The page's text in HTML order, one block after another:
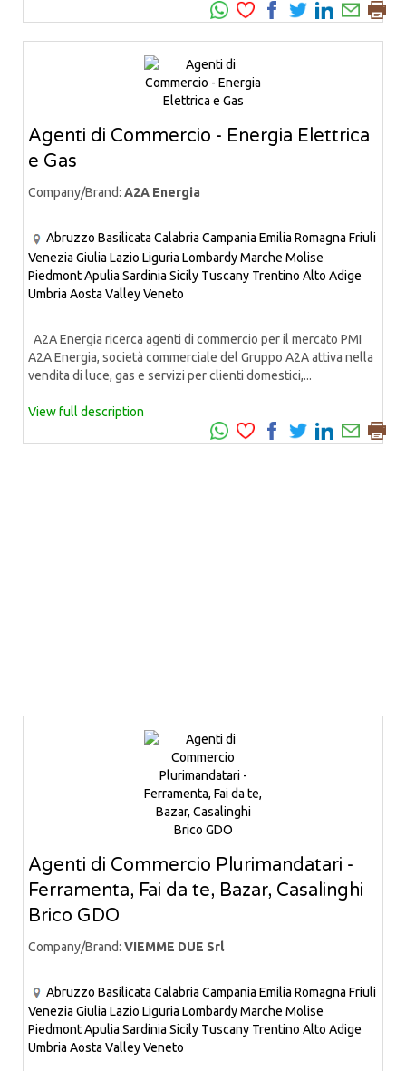
Agenti di Commercio - Energia Elettrica
e Gas
Company/Brand: A2A Energia
Abruzzo Basilicata Calabria Campania Emilia Romagna Friuli
Venezia Giulia Lazio Liguria LombardyMarche Molise
PiedmontApulia Sardinia Sicily Tuscany Trentino Alto Adige
Umbria Aosta ValleyVeneto
A2A Energia ricerca agenti di commercio per il mercato PMI
A2A Energia, società commerciale del Gruppo A2A attiva nella
vendita di luce, gas e servizi per clienti domestici,...
View full description
Agenti di Commercio Plurimandatari -
Ferramenta, Fai da te, Bazar, Casalinghi
Brico GDO
Company/Brand: VIEMME DUE Srl
Abruzzo Basilicata Calabria Campania Emilia Romagna Friuli
Venezia Giulia Lazio Liguria LombardyMarche Molise
PiedmontApulia Sardinia Sicily Tuscany Trentino Alto Adige
Umbria Aosta ValleyVeneto